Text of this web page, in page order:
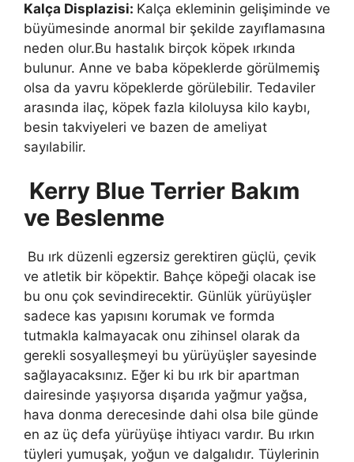
Kalça Displazisi: Kalça ekleminin gelişiminde ve
büyümesinde anormal bir şekilde zayıflamasına
neden olur.Bu hastalık birçok köpek ırkında
bulunur. Anne ve baba köpeklerde görülmemiş
olsa da yavru köpeklerde görülebilir. Tedaviler
arasında ilaç, köpek fazla kiloluysa kilo kaybı,
besin takviyeleri ve bazen de ameliyat
sayılabilir.
Kerry Blue Terrier Bakım
ve Beslenme
Bu ırk düzenli egzersiz gerektiren güçlü, çevik
ve atletik bir köpektir. Bahçe köpeği olacak ise
bu onu çok sevindirecektir. Günlük yürüyüşler
sadece kas yapısını korumak ve formda
tutmakla kalmayacak onu zihinsel olarak da
gerekli sosyalleşmeyi bu yürüyüşler sayesinde
sağlayacaksınız. Eğer ki bu ırk bir apartman
dairesinde yaşıyorsa dışarıda yağmur yağsa,
hava donma derecesinde dahi olsa bile günde
en az üç defa yürüyüşe ihtiyacı vardır. Bu ırkın
tüyleri yumuşak, yoğun ve dalgalıdır. Tüylerinin